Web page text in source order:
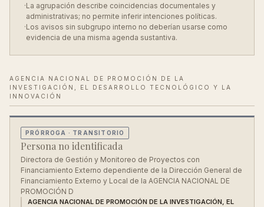
·La agrupación describe coincidencias documentales y
administrativas; no permite inferir intenciones políticas.
·Los avisos sin subgrupo interno no deberían usarse como
evidencia de una misma agenda sustantiva.
AGENCIA NACIONAL DE PROMOCIÓN DE LA
INVESTIGACIÓN, EL DESARROLLO TECNOLÓGICO Y LA
INNOVACIÓN
PRÓRROGA · TRANSITORIO
Persona no identificada
Directora de Gestión y Monitoreo de Proyectos con
Financiamiento Externo dependiente de la Dirección General de
Financiamiento Externo y Local de la AGENCIA NACIONAL DE
PROMOCIÓN D
AGENCIA NACIONAL DE PROMOCIÓN DE LA INVESTIGACIÓN, EL